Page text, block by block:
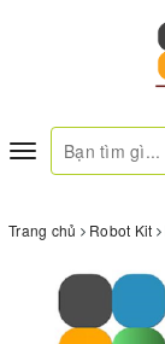
Toggle
navigation
Trang chủ Robot Kit